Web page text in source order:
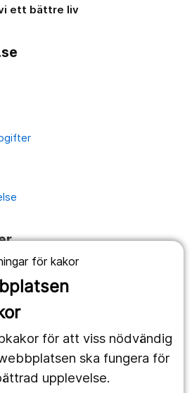
för kakor
för att viss nödvändig
ska fungera för
upplevelse.
ett bättre liv